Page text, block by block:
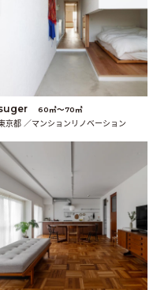
60㎡〜70㎡
京都 ／マンションリノベーション